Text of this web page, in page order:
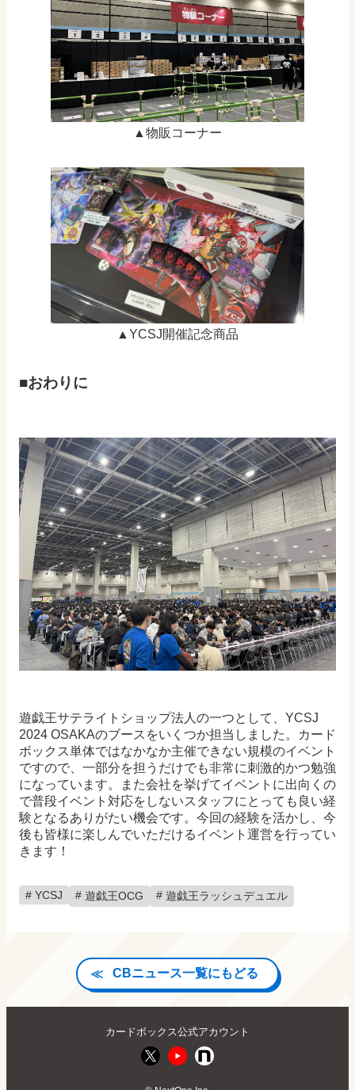
▲物販コーナー
▲YCSJ開催記念商品
■おわりに
遊戯王サテライトショップ法人の一つとして、YCSJ
2024 OSAKAのブースをいくつか担当しました。カード
ボックス単体ではなかなか主催できない規模のイベント
ですので、一部分を担うだけでも非常に刺激的かつ勉強
になっています。また会社を挙げてイベントに出向くの
で普段イベント対応をしないスタッフにとっても良い経
験となるありがたい機会です。今回の経験を活かし、今
後も皆様に楽しんでいただけるイベント運営を行ってい
きます！
YCSJ 遊戯王OCG 遊戯王ラッシュデュエル
CBニュース一覧にもどる
カードボックス公式アカウント